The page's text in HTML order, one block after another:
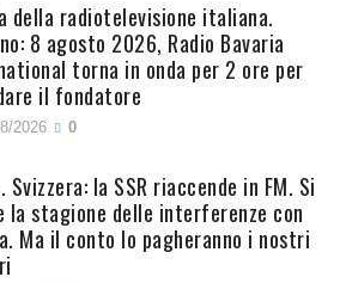
della radiotelevisione italiana.
8 agosto 2026, Radio Bavaria
torna in onda per 2 ore per
il fondatore
2026 0
Svizzera: la SSR riaccende in FM. Si
la stagione delle interferenze con
Ma il conto lo pagheranno i nostri